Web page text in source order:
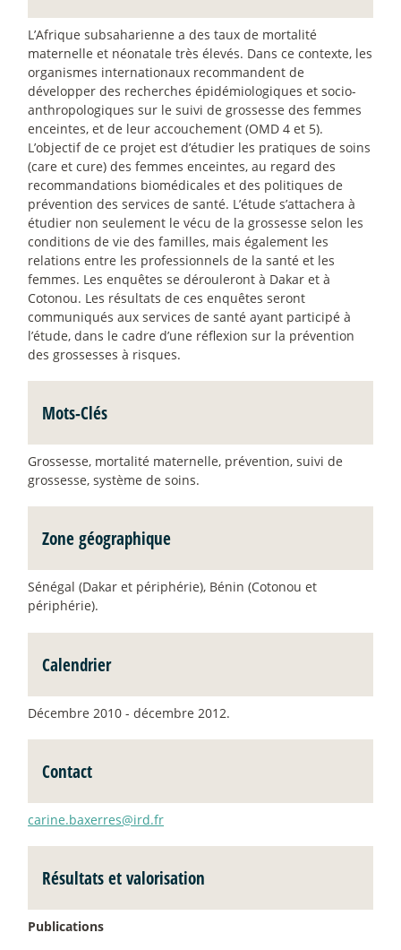
L’Afrique subsaharienne a des taux de mortalité
maternelle et néonatale très élevés. Dans ce contexte, les
organismes internationaux recommandent de
développer des recherches épidémiologiques et socio-
anthropologiques sur le suivi de grossesse des femmes
enceintes, et de leur accouchement (OMD 4 et 5).
L’objectif de ce projet est d’étudier les pratiques de soins
(care et cure) des femmes enceintes, au regard des
recommandations biomédicales et des politiques de
prévention des services de santé. L’étude s’attachera à
étudier non seulement le vécu de la grossesse selon les
conditions de vie des familles, mais également les
relations entre les professionnels de la santé et les
femmes. Les enquêtes se dérouleront à Dakar et à
Cotonou. Les résultats de ces enquêtes seront
communiqués aux services de santé ayant participé à
l’étude, dans le cadre d’une réflexion sur la prévention
des grossesses à risques.
Mots-Clés
Grossesse, mortalité maternelle, prévention, suivi de
grossesse, système de soins.
Zone géographique
Sénégal (Dakar et périphérie), Bénin (Cotonou et
périphérie).
Calendrier
Décembre 2010 - décembre 2012.
Contact
carine.baxerres@ird.fr
Résultats et valorisation
Publications